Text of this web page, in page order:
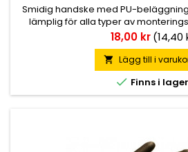
Smidig handske med PU-
lämplig för alla typer av
Pris
18,00 kr(14,40
 Lägg till i
 Finns i lager